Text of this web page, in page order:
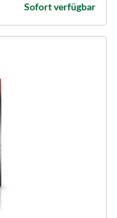
Sofort verfügbar